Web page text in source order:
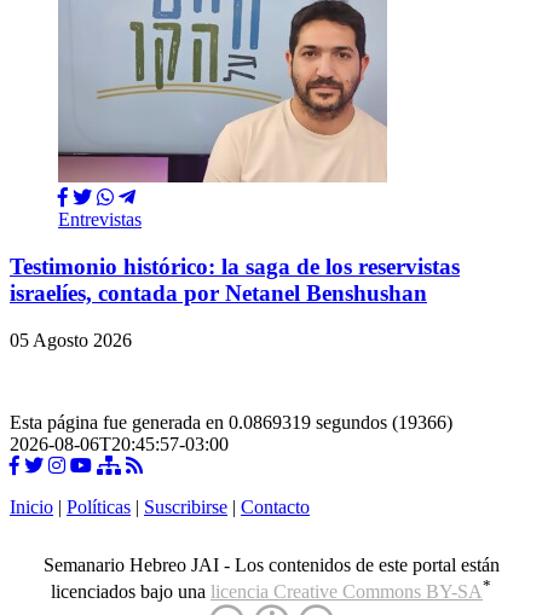
Entrevistas
Testimonio histórico: la saga de los reservistas
israelíes, contada por Netanel Benshushan
05 Agosto 2026
Esta página fue generada en 0.0869319 segundos (19366)
2026-08-06T20:45:57-03:00
Inicio | Políticas | Suscribirse | Contacto
Semanario Hebreo JAI - Los contenidos de este portal están
licenciados bajo una licencia Creative Commons BY-SA*